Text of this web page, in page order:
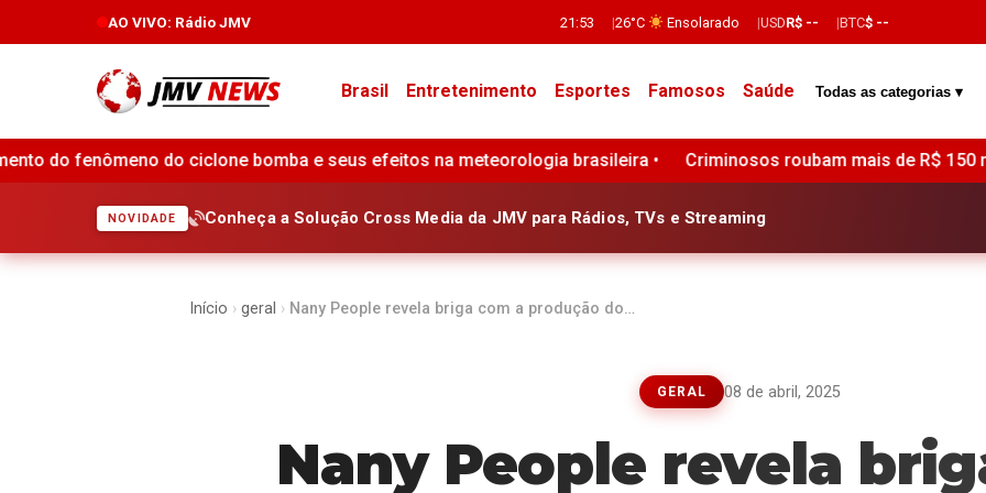
AO VIVO: Rádio JMV 21:53 26°C Ensolarado USDR$ -- BTC$ --
Brasil Entretenimento Esportes Famosos Saúde Todas as categorias ▾
e seus efeitos na meteorologia brasileira • Criminosos roubam mais de R$ 150 milhões de investidores em
NOVIDADE Conheça a Solução Cross Media da JMV para Rádios, TVs e Streaming
Início › geral › Nany People revela briga com a produção do…
GERAL 08 de abril, 2025
Nany People revela